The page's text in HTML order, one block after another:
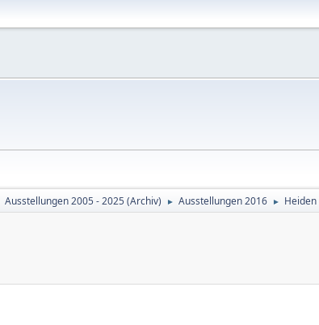
Ausstellungen 2005 - 2025 (Archiv) ► Ausstellungen 2016 ►